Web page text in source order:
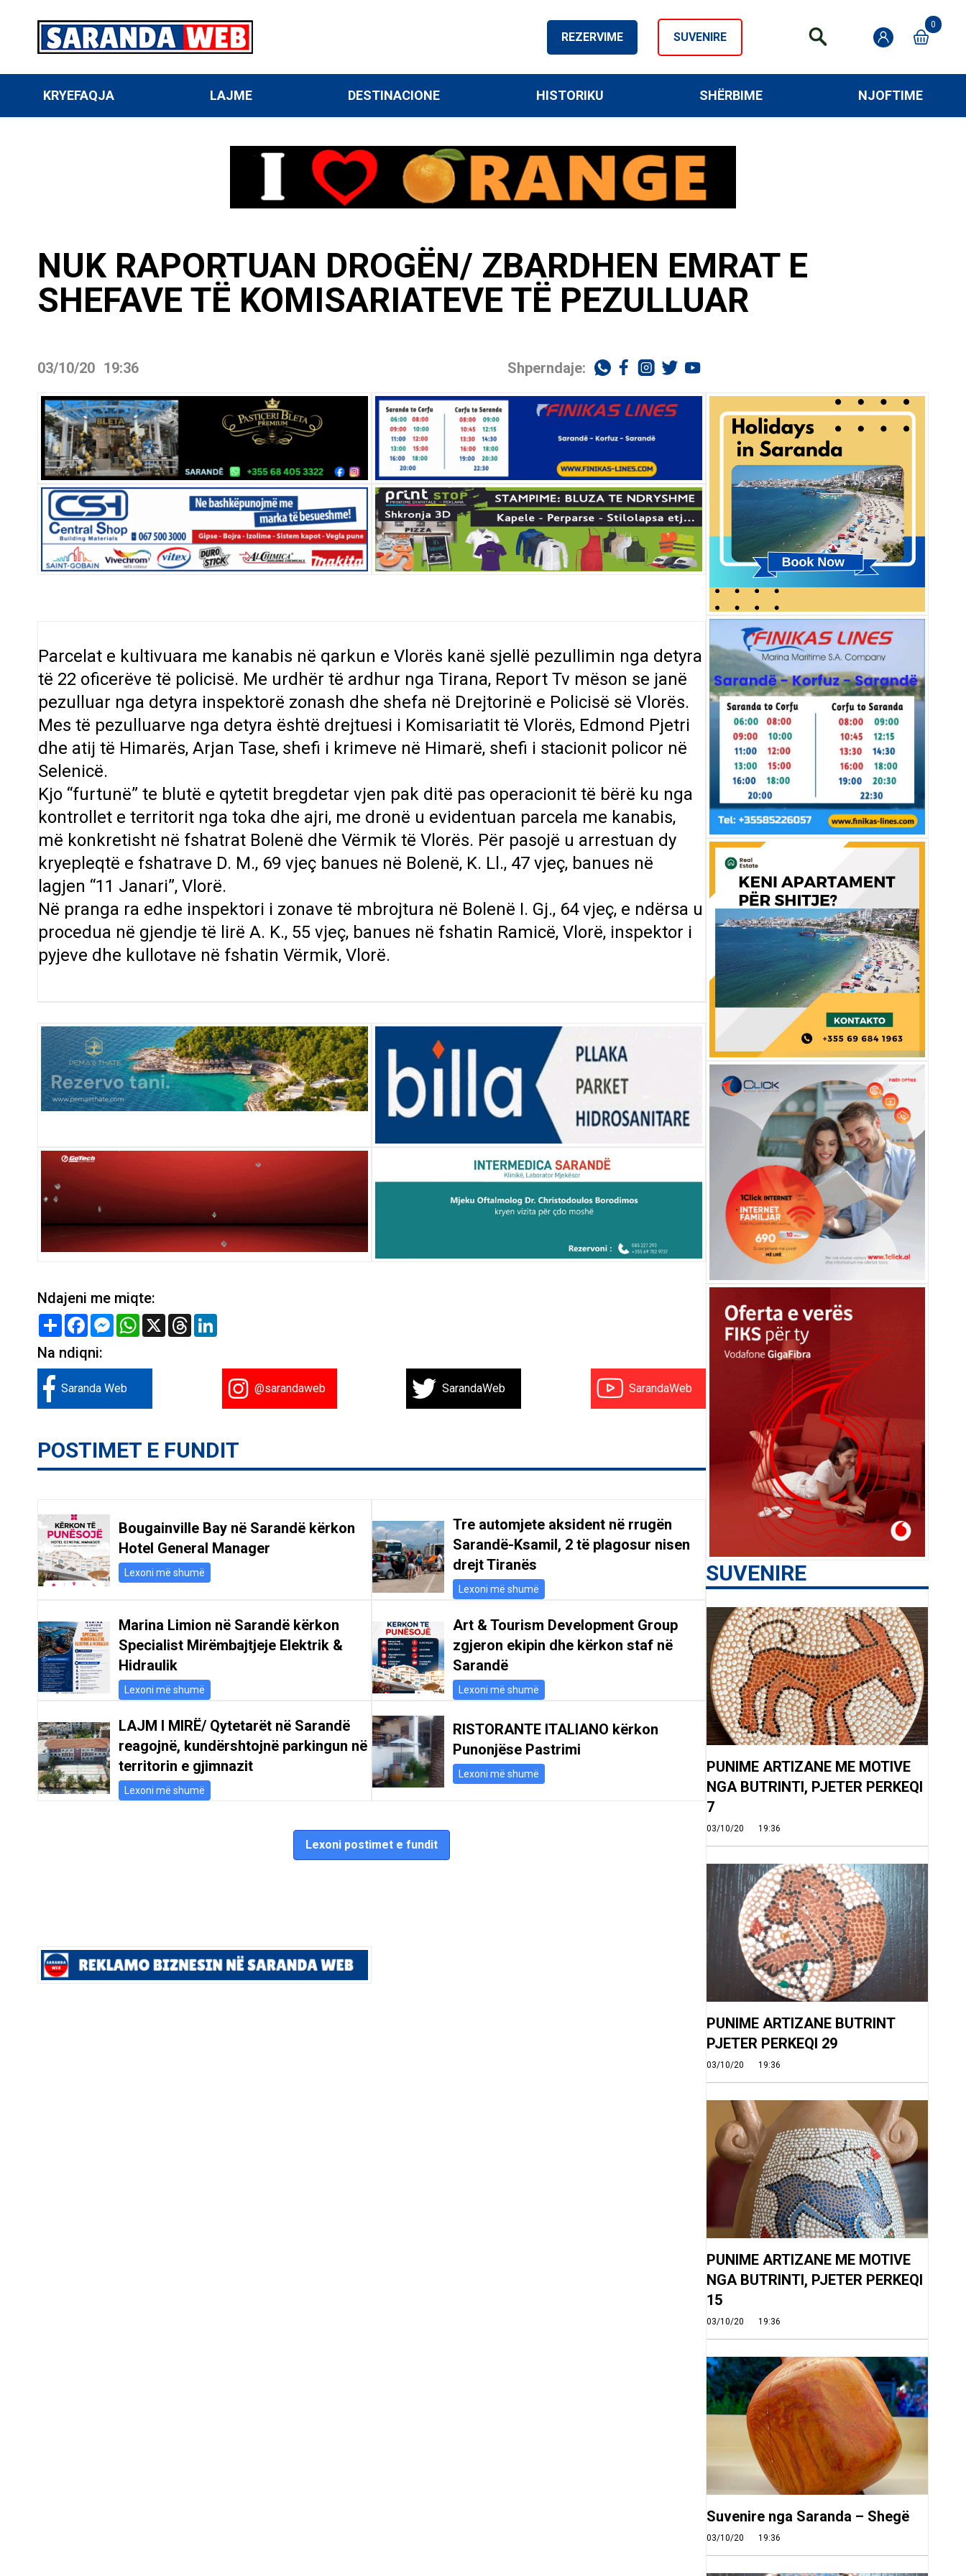
REZERVIME SUVENIRE
0
KRYEFAQJA LAJME DESTINACIONE HISTORIKU SHËRBIME NJOFTIME
NUK RAPORTUAN DROGËN/ ZBARDHEN EMRAT E
SHEFAVE TË KOMISARIATEVE TË PEZULLUAR
03/10/20 19:36 Shperndaje:
Parcelat e kultivuara me kanabis në qarkun e Vlorës kanë sjellë pezullimin nga detyra
të 22 oficerëve të policisë. Me urdhër të ardhur nga Tirana, Report Tv mëson se janë
pezulluar nga detyra inspektorë zonash dhe shefa në Drejtorinë e Policisë së Vlorës.
Mes të pezulluarve nga detyra është drejtuesi i Komisariatit të Vlorës, Edmond Pjetri
dhe atij të Himarës, Arjan Tase, shefi i krimeve në Himarë, shefi i stacionit policor në
Selenicë.
Kjo “furtunë” te blutë e qytetit bregdetar vjen pak ditë pas operacionit të bërë ku nga
kontrollet e territorit nga toka dhe ajri, me dronë u evidentuan parcela me kanabis,
më konkretisht në fshatrat Bolenë dhe Vërmik të Vlorës. Për pasojë u arrestuan dy
kryepleqtë e fshatrave D. M., 69 vjeç banues në Bolenë, K. Ll., 47 vjeç, banues në
lagjen “11 Janari”, Vlorë.
Në pranga ra edhe inspektori i zonave të mbrojtura në Bolenë I. Gj., 64 vjeç, e ndërsa u
procedua në gjendje të lirë A. K., 55 vjeç, banues në fshatin Ramicë, Vlorë, inspektor i
pyjeve dhe kullotave në fshatin Vërmik, Vlorë.
Ndajeni me miqte:
Share FacebookMessenger
WhatsApp
X Threads
Na ndiqni:
Saranda Web @sarandaweb SarandaWeb SarandaWeb
POSTIMET E FUNDIT
Bougainville Bay në Sarandë kërkon
Hotel General Manager
Lexoni më shumë
Tre automjete aksident në rrugën
Sarandë-Ksamil, 2 të plagosur nisen
drejt Tiranës
Lexoni më shumë
Marina Limion në Sarandë kërkon
Specialist Mirëmbajtjeje Elektrik &
Hidraulik
Lexoni më shumë
Art & Tourism Development Group
zgjeron ekipin dhe kërkon staf në
Sarandë
Lexoni më shumë
LAJM I MIRË/ Qytetarët në Sarandë
reagojnë, kundërshtojnë parkingun në
territorin e gjimnazit
Lexoni më shumë
RISTORANTE ITALIANO kërkon
Punonjëse Pastrimi
Lexoni më shumë
Lexoni postimet e fundit
SUVENIRE
PUNIME ARTIZANE ME MOTIVE
NGA BUTRINTI, PJETER PERKEQI
7
03/10/20 19:36
PUNIME ARTIZANE BUTRINT
PJETER PERKEQI 29
03/10/20 19:36
PUNIME ARTIZANE ME MOTIVE
NGA BUTRINTI, PJETER PERKEQI
15
03/10/20 19:36
Suvenire nga Saranda – Shegë
03/10/20 19:36